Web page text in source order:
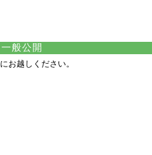
般公開
お越しください。